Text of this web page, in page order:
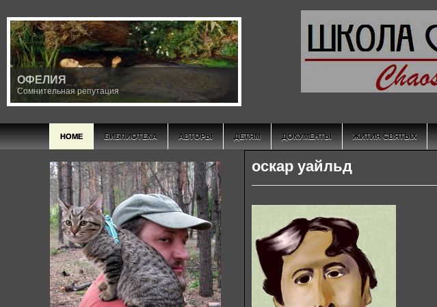
ОФЕЛИЯ
Сомнительная репутация
HOME БИБЛИОТЕКА АВТОРЫ ДЕТЯМ ДОКУМЕНТЫ ЖИТИЯ СВЯТЫХ
оскар уайльд